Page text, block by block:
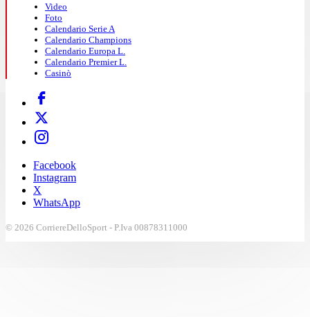
Video
Foto
Calendario Serie A
Calendario Champions
Calendario Europa L.
Calendario Premier L.
Casinò
Facebook
Instagram
X
WhatsApp
© 2026 CorriereDelloSport - P.Iva 00878311000